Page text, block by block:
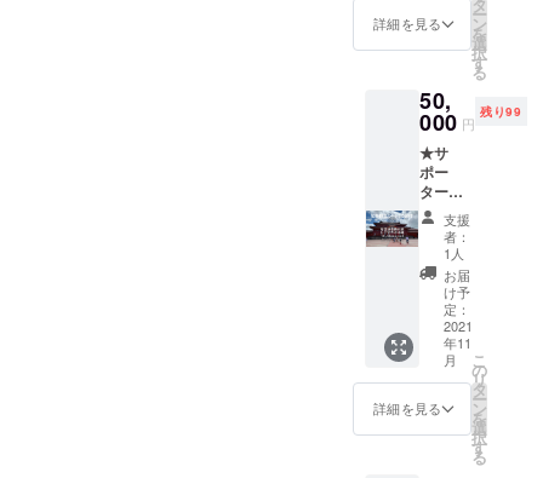
画像は
イメー
す。当
日撮影
したの
花火の
画像が
絵柄と
なりま
す。 ③
首里城
の赤瓦
で作成
した特
製サン
グヮー
付きの
をお送
りさせ
せてい
望のお
名前
（ニッ
クネー
ム可）
を「備
考欄」
にご記
入下さ
い。 ②
お礼の
絵葉書
をお送
りさせ
ていた
だきま
す。 ※
ターと
して公
式ウェ
トにお
名前を
掲載致
しま
す。 お
名前は
ニック
ネーム
も可能
です。
掲載は
１名も
しくは
１グ
ループ
名称、
最大12
詳細を見る ー
ン
を
選
択
す
る
50,
000 円
残り99
★サ
ポー
ターと
してヒ
ヤミカ
チ沖縄
へ参加
ターン
容】
①サ
ポー
ターと
して公
式ウェ
支援
者：
1人
お届
け予
定：
2021
年11
月
詳細を見る
こ
の
リ
タ
ー
ン
を
選
択
す
る